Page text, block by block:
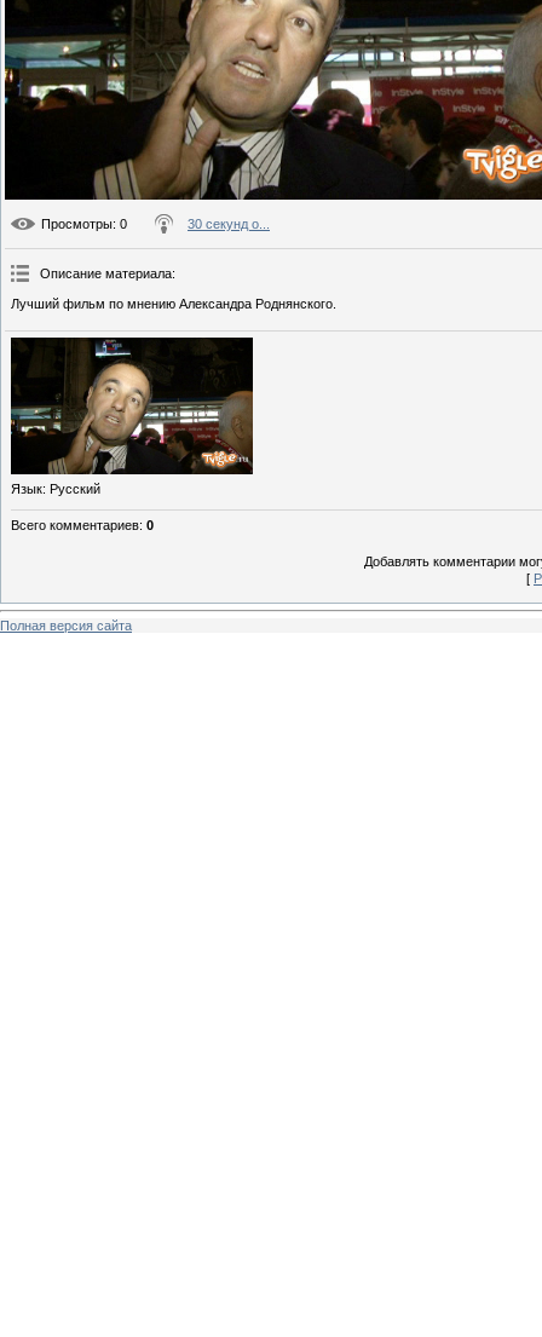
Просмотры: 0 30 секунд о...
Описание материала:
Лучший фильм по мнению Александра Роднянского.
Язык: Русский
Всего комментариев: 0
Добавлять комментарии
[
Полная версия сайта